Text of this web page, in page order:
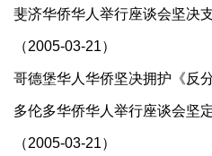
斐济华侨华人举行座谈会坚决
（2005-03-21）
哥德堡华人华侨坚决拥护《反
多伦多华侨华人举行座谈会坚
（2005-03-21）